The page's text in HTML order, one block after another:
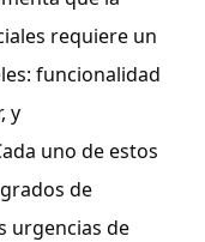
requiere un
funcionalidad
y
uno de estos
de
urgencias de